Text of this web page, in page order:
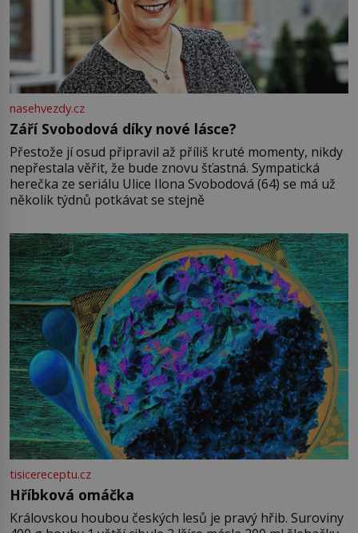
nasehvezdy.cz
Září Svobodová díky nové lásce?
Přestože jí osud připravil až příliš kruté momenty, nikdy
nepřestala věřit, že bude znovu šťastná. Sympatická
herečka ze seriálu Ulice Ilona Svobodová (64) se má už
několik týdnů potkávat se stejně
tisicereceptu.cz
Hříbková omáčka
Královskou houbou českých lesů je pravý hřib. Suroviny